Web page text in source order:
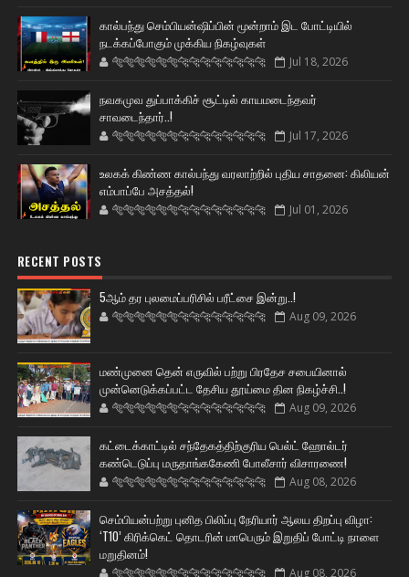
கால்பந்து செம்பியன்ஷிப்பின் மூன்றாம் இட போட்டியில்
நடக்கப்போகும் முக்கிய நிகழ்வுகள்
🐅🐅🐅🐅🐅🐅🐆🐆🐆🐆🐆🐆🐆🐆 Jul 18, 2026
நவகமுவ துப்பாக்கிச் சூட்டில் காயமடைந்தவர்
சாவடைந்தார்..!
🐅🐅🐅🐅🐅🐅🐆🐆🐆🐆🐆🐆🐆🐆 Jul 17, 2026
உலகக் கிண்ண கால்பந்து வரலாற்றில் புதிய சாதனை: கிலியன்
எம்பாப்பே அசத்தல்!
🐅🐅🐅🐅🐅🐅🐆🐆🐆🐆🐆🐆🐆🐆 Jul 01, 2026
RECENT POSTS
5ஆம் தர புலமைப்பரிசில் பரீட்சை இன்று..!
🐅🐅🐅🐅🐅🐅🐆🐆🐆🐆🐆🐆🐆🐆 Aug 09, 2026
மண்முனை தென் எருவில் பற்று பிரதேச சபையினால்
முன்னெடுக்கப்பட்ட தேசிய தூய்மை தின நிகழ்ச்சி..!
🐅🐅🐅🐅🐅🐅🐆🐆🐆🐆🐆🐆🐆🐆 Aug 09, 2026
கட்டைக்காட்டில் சந்தேகத்திற்குரிய பெல்ட் ஹோல்டர்
கண்டெடுப்பு மருதாங்ககேணி போலீசார் விசாரணை!
🐅🐅🐅🐅🐅🐅🐆🐆🐆🐆🐆🐆🐆🐆 Aug 08, 2026
செம்பியன்பற்று புனித பிலிப்பு நேரியார் ஆலய திறப்பு விழா:
‘T10’ கிரிக்கெட் தொடரின் மாபெரும் இறுதிப் போட்டி நாளை
மறுதினம்!
🐅🐅🐅🐅🐅🐅🐆🐆🐆🐆🐆🐆🐆🐆 Aug 08, 2026